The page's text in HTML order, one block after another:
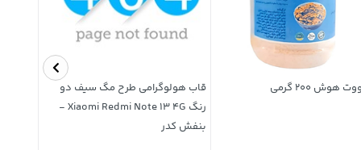
هوش 200 گرمی
قاب هولوگرامی طرح مگ سیف دو
رنگ Xiaomi Redmi Note 13 4G -
بنفش کدر